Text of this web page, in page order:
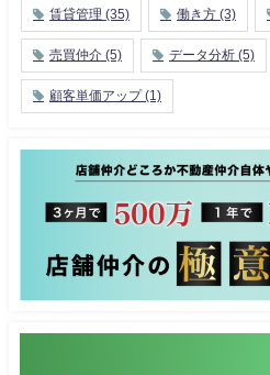
賃貸管理 (35) 働き方 (3)
売買仲介 (5) データ分析 (5)
顧客単価アップ(1)